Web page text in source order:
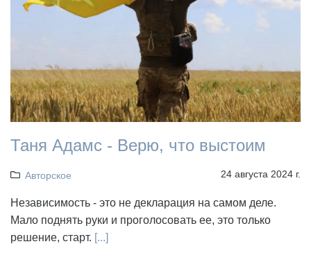
Таня Адамс - Верю, что выстоим
Авторское 24 августа 2024 г.
Независимость - это не декларация на самом деле.
Мало поднять руки и проголосовать ее, это только
решение, старт. [...]